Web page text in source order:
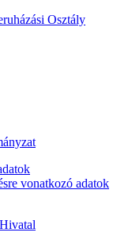
Osztály
vonatkozó adatok